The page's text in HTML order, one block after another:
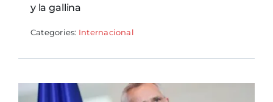
y la gallina
Categories: Internacional